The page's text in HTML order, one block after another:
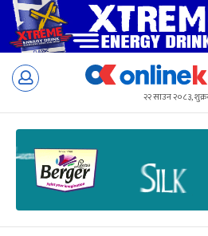
Skip
२२ साउन २०८३,